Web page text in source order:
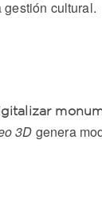
cultural.
3D genera